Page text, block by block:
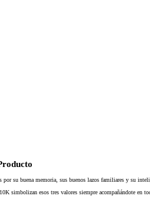
por su buena memoria, sus buenos lazos familiares y su
simbolizan esos tres valores siempre acompañándote